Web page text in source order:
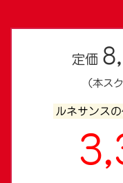
定価
（本ス
ルネサンス